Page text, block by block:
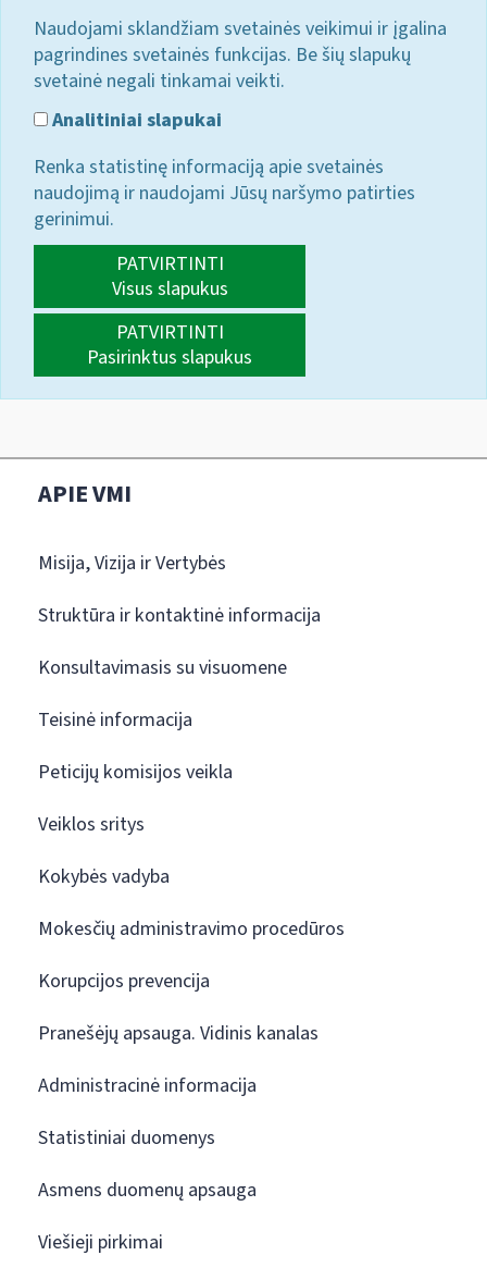
Naudojami sklandžiam svetainės veikimui ir įgalina
pagrindines svetainės funkcijas. Be šių slapukų
svetainė negali tinkamai veikti.
Analitiniai slapukai
Renka statistinę informaciją apie svetainės
naudojimą ir naudojami Jūsų naršymo patirties
gerinimui.
PATVIRTINTI
Visus slapukus
PATVIRTINTI
Pasirinktus slapukus
APIE VMI
Misija, Vizija ir Vertybės
Struktūra ir kontaktinė informacija
Konsultavimasis su visuomene
Teisinė informacija
Peticijų komisijos veikla
Veiklos sritys
Kokybės vadyba
Mokesčių administravimo procedūros
Korupcijos prevencija
Pranešėjų apsauga. Vidinis kanalas
Administracinė informacija
Statistiniai duomenys
Asmens duomenų apsauga
Viešieji pirkimai